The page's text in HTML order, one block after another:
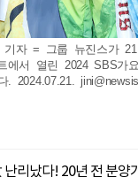
기자 = 그룹 뉴진스가
에서 열린 2024 SBS가
. 2024.07.21.